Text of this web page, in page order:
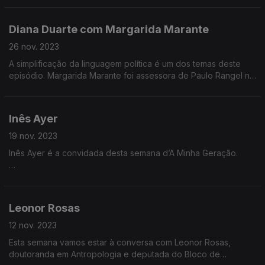
problemas de saúde mental.
Cena» e «Maremorto», ambos de editoras independentes.
Como é que uma jovem poeta olha para o meio literário
português?
Como sobrevive um escritor em Portugal?
Neste episódio conversamos sobre Maria Teresa Horta e as
Diana Duarte com Margarida Marante
26 nov. 2023
A simplificação da linguagem política é um dos temas deste
episódio. Margarida Marante foi assessora de Paulo Rangel no
Parlamento Europeu.
Inês Ayer
19 nov. 2023
Inês Ayer é a convidada desta semana d’A Minha Geração.
Apresenta-se como «designer humanista» e tem usado o
design como ferramenta transformadora da sociedade.
Ayer está a desenvolver o projeto Aliquoti focado na redução
da mortalidade neonatal de mulheres negras, indígenas e de
Leonor Rosas
12 nov. 2023
Esta semana vamos estar à conversa com Leonor Rosas,
doutoranda em Antropologia e deputada do Bloco de